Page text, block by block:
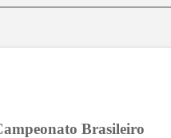
Brasileiro